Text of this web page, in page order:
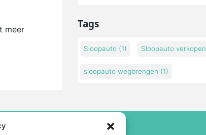
meer
Tags
Sloopauto (1) Sloopauto verkopen
sloopauto wegbrengen (1)